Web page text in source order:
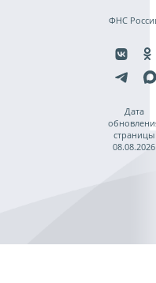
ФНС
Дата
страницы
08.08.2026